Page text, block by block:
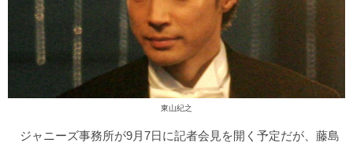
東山紀之
ジャニーズ事務所が9月7日に記者会見を開く予定だが、藤島